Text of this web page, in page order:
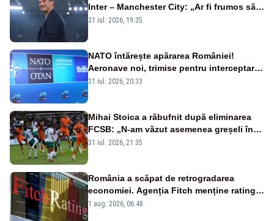
Inter – Manchester City: „Ar fi frumos să
mai cumpărați și de la noi”
31 iul. 2026, 19:35
NATO întărește apărarea României!
Aeronave noi, trimise pentru interceptarea
și distrugerea dronelor
31 iul. 2026, 20:33
Mihai Stoica a răbufnit după eliminarea
FCSB: „N-am văzut asemenea greșeli în
190 de meciuri europene”
31 iul. 2026, 21:35
România a scăpat de retrogradarea
economiei. Agenția Fitch menține ratingul
„BBB-” cu perspectivă negativă
1 aug. 2026, 06:48